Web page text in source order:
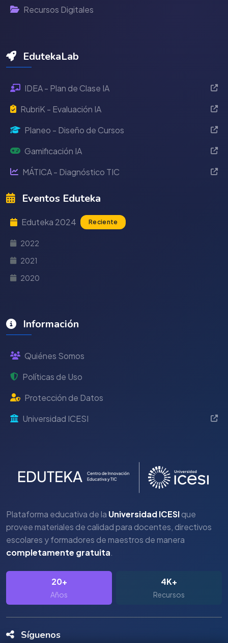
Recursos Digitales
EdutekaLab
IDEA - Plan de Clase IA
RubriK - Evaluación IA
Planeo - Diseño de Cursos
Gamificación IA
MÁTICA - Diagnóstico TIC
Eventos Eduteka
Eduteka 2024 Reciente
2022
2021
2020
Información
Quiénes Somos
Políticas de Uso
Protección de Datos
Universidad ICESI
Plataforma educativa de la Universidad ICESIque
provee materiales de calidad para docentes, directivos
escolares y formadores de maestros de manera
completamente gratuita.
20+
Años
4K+
Recursos
Síguenos